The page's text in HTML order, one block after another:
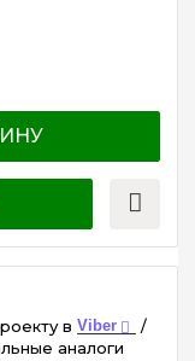
в Viber /
аналоги